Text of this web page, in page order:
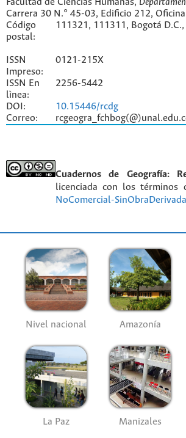
Facultad de Ciencias Humanas,
Carrera 30 N.° 45-03, Edificio 212,
Código
postal:
111321, 111311, Bogotá
ISSN
Impreso:
0121-215X
ISSN En
lìnea:
2256-5442
DOI: 10.15446/rcdg
Correo:
Cuadernos de Geografía:
licenciada con los términos
NoComercial-
Nivel nacional Amazonía
La Paz Manizales